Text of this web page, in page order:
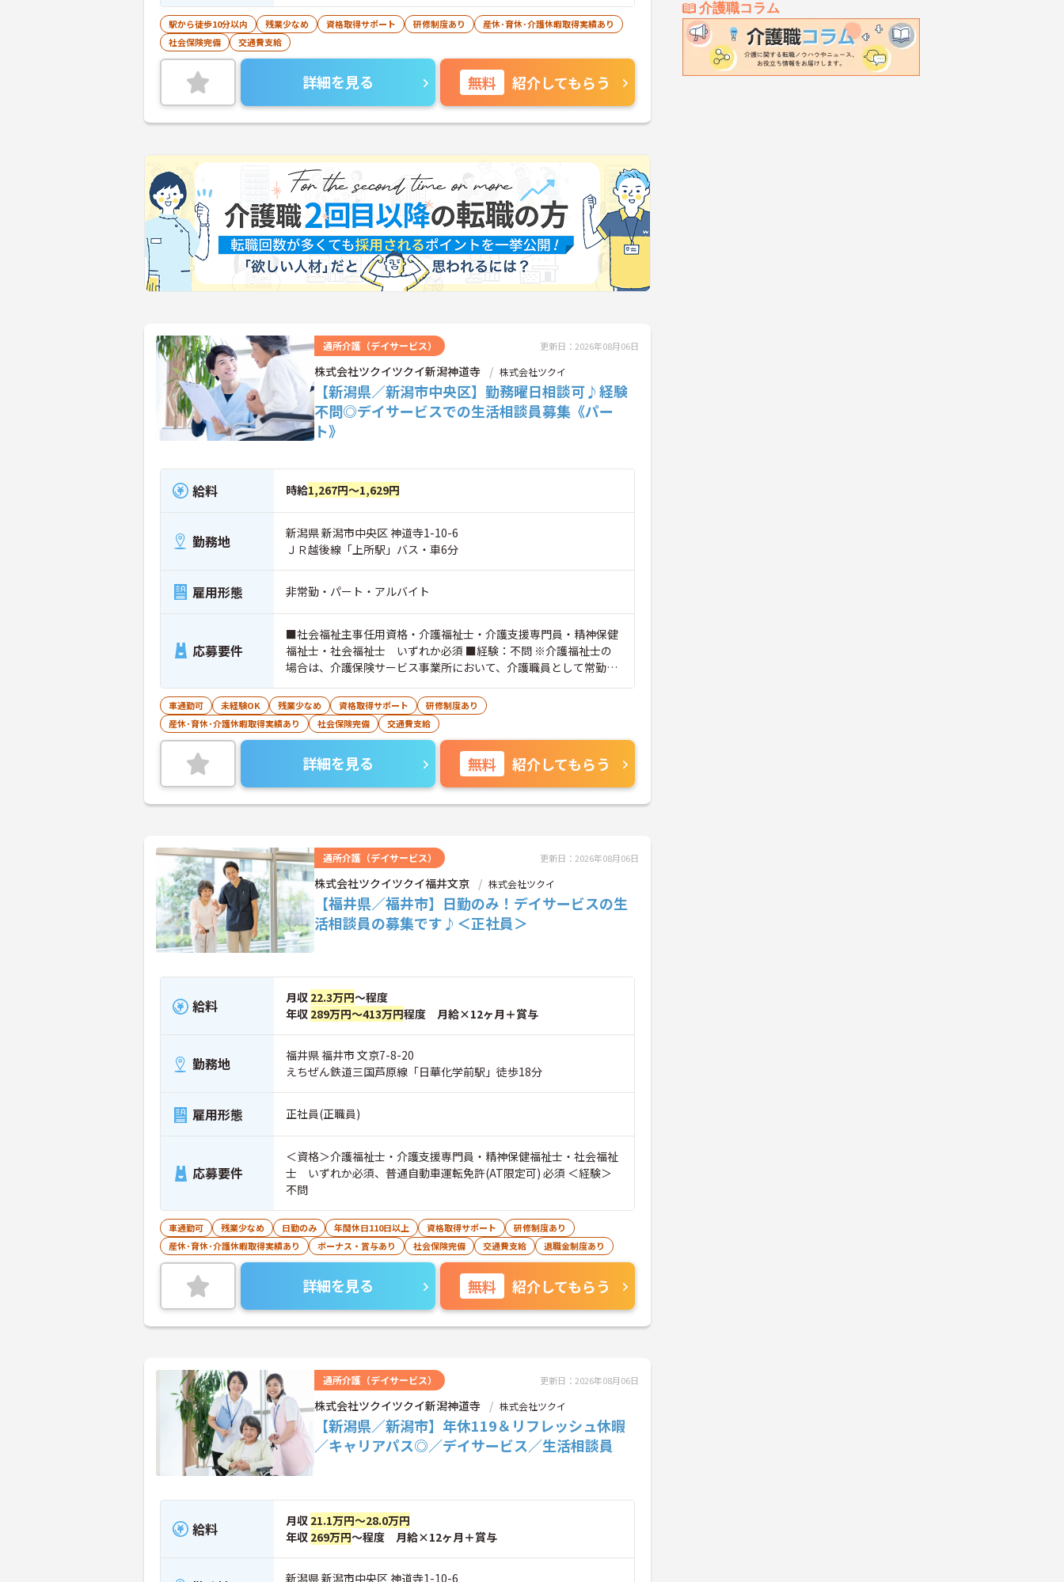
介護職コラム
駅から徒歩10分以内 残業少なめ 資格取得サポート 研修制度あり
産休･育休･介護休暇取得実績あり
社会保険完備
交通費支給
詳細を見る 無料 紹介してもらう
通所介護（デイサービス） 更新日：2026年08月06日
株式会社ツクイツクイ新潟神道寺 株式会社ツクイ
【新潟県／新潟市中央区】勤務曜日相談可♪経験
不問◎デイサービスでの生活相談員募集《パー
ト》
給料 時給1,267円～1,629円
勤務地
新潟県 新潟市中央区 神道寺1-10-6
ＪＲ越後線「上所駅」バス・車6分
雇用形態 非常勤・パート・アルバイト
応募要件
■社会福祉主事任用資格・介護福祉士・介護支援専門員・精神保健
福祉士・社会福祉士 いずれか必須 ■経験：不問 ※介護福祉士の
場合は、介護保険サービス事業所において、介護職員として常勤で
車通勤可 未経験OK 残業少なめ 資格取得サポート
研修制度あり
産休･育休･介護休暇取得実績あり
社会保険完備 交通費支給
詳細を見る 無料 紹介してもらう
通所介護（デイサービス） 更新日：2026年08月06日
株式会社ツクイツクイ福井文京 株式会社ツクイ
【福井県／福井市】日勤のみ！デイサービスの生
活相談員の募集です♪＜正社員＞
給料 月収 22.3万円～程度
年収 289万円～413万円程度 月給×12ヶ月＋賞与
勤務地
福井県 福井市 文京7-8-20
えちぜん鉄道三国芦原線「日華化学前駅」徒歩18分
雇用形態 正社員(正職員)
応募要件
＜資格＞介護福祉士・介護支援専門員・精神保健福祉士・社会福祉
士 いずれか必須、普通自動車運転免許(AT限定可) 必須 ＜経験＞
不問
車通勤可 残業少なめ 日勤のみ 年間休日110日以上 資格取得サポート
研修制度あり
産休･育休･介護休暇取得実績あり
ボーナス・賞与あり 社会保険完備 交通費支給 退職金制度あり
詳細を見る 無料 紹介してもらう
通所介護（デイサービス） 更新日：2026年08月06日
株式会社ツクイツクイ新潟神道寺 株式会社ツクイ
【新潟県／新潟市】年休119＆リフレッシュ休暇
／キャリアパス◎／デイサービス／生活相談員
給料 月収 21.1万円～28.0万円
年収 269万円～程度 月給×12ヶ月＋賞与
新潟県 新潟市中央区 神道寺1-10-6